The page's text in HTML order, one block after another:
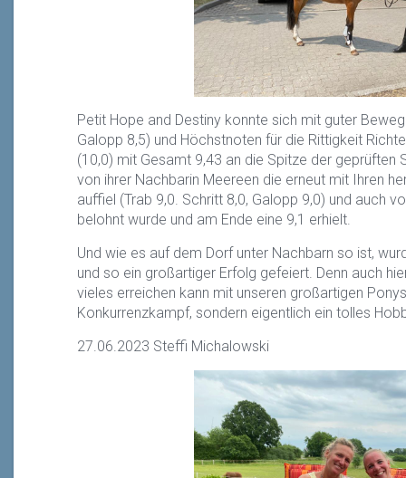
Petit Hope and Destiny konnte sich mit guter
Galopp 8,5) und Höchstnoten für die Rittigkeit
(10,0) mit Gesamt 9,43 an die Spitze der geprüften
von ihrer Nachbarin Meereen die erneut mit Ihren
auffiel (Trab 9,0. Schritt 8,0, Galopp 9,0) und auch
belohnt wurde und am Ende eine 9,1 erhielt.
Und wie es auf dem Dorf unter Nachbarn so ist,
und so ein großartiger Erfolg gefeiert. Denn auch
vieles erreichen kann mit unseren großartigen
Konkurrenzkampf, sondern eigentlich ein tolles
27.06.2023 Steffi Michalowski